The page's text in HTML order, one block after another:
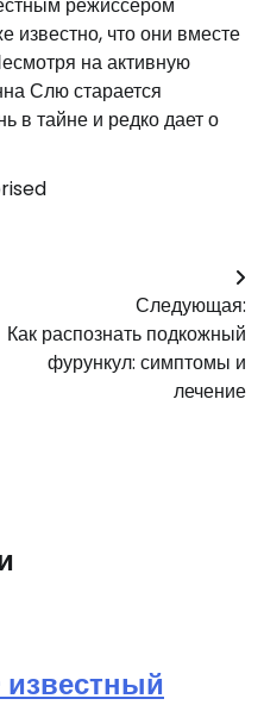
режиссером
известно, что они вместе
на активную
Слю старается
в тайне и редко дает о
Следующая:
Как распознать подкожный
фурункул: симптомы и
лечение
известный